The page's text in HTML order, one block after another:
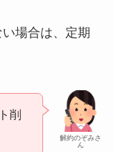
場合は、定期
解約のぞみさ
ん
削